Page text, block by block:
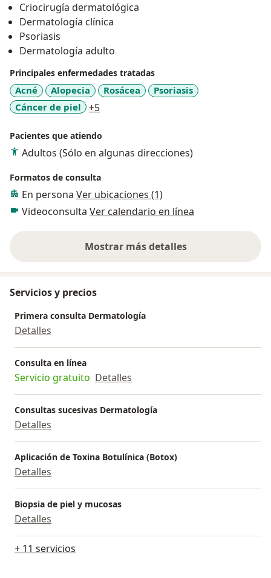
Criocirugía dermatológica
Dermatología clínica
Psoriasis
Dermatología adulto
Principales enfermedades tratadas
Acné Alopecia Rosácea
Psoriasis
Cáncer de piel
+5a11y_sr_more_diseases
Pacientes que atiendo
Adultos (Sólo en algunas direcciones)
Formatos de consulta
En persona Ver ubicaciones (1)
Videoconsulta Ver calendario en línea
Mostrar más detalles
sobre la experiencia
Servicios y precios
Primera consulta Dermatología
Detalles
Consulta en línea
Servicio gratuito Detalles
Consultas sucesivas Dermatología
Detalles
Aplicación de Toxina Botulínica (Botox)
Detalles
Biopsia de piel y mucosas
Detalles
+ 11 servicios